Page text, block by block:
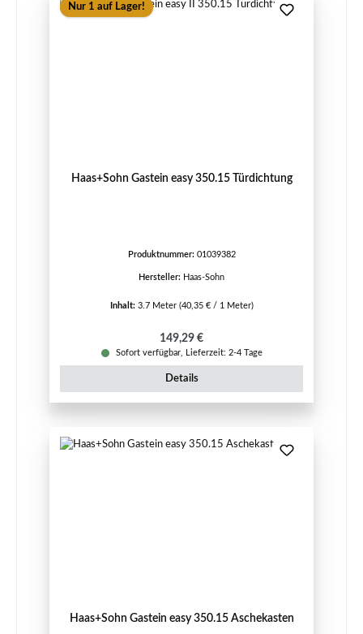
Nur 1 auf Lager!
Haas+Sohn Gastein easy 350.15 Türdichtung
Produktnummer: 01039382
Hersteller: Haas-Sohn
Inhalt: 3.7 Meter (40,35 € / 1 Meter)
Regulärer Preis:
149,29 €
Sofort verfügbar, Lieferzeit: 2-4 Tage
Details
Haas+Sohn Gastein easy 350.15 Aschekasten